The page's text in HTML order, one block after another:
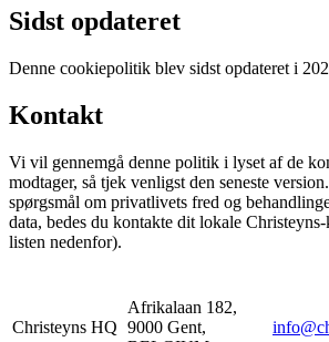
Sidst opdateret
Denne cookiepolitik blev sidst opdateret i
Kontakt
Vi vil gennemgå denne politik i lyset af de
modtager, så tjek venligst den seneste
spørgsmål om privatlivets fred og
data, bedes du kontakte dit lokale
listen nedenfor).
Christeyns HQ
Afrikalaan 182,
9000 Gent,